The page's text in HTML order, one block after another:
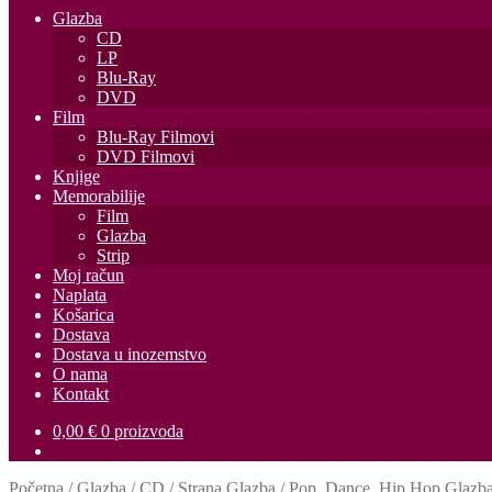
Glazba
CD
LP
Blu-Ray
DVD
Film
Blu-Ray Filmovi
DVD Filmovi
Knjige
Memorabilije
Film
Glazba
Strip
Moj račun
Naplata
Košarica
Dostava
Dostava u inozemstvo
O nama
Kontakt
0,00 € 0 proizvoda
Početna /Glazba /CD / Strana Glazba /Pop, Dance, Hip Hop Glazba